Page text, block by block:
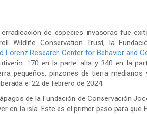
de especies invasoras fue
Wildlife Conservation Trust, la
Lorenz Research Center for Behavior and
170 en la parte alta y 340 en la
pequeños, pinzones de tierra
el 22 de febrero de 2024.
de la Fundación de Conservación
en la isla. Este es el primer paso para